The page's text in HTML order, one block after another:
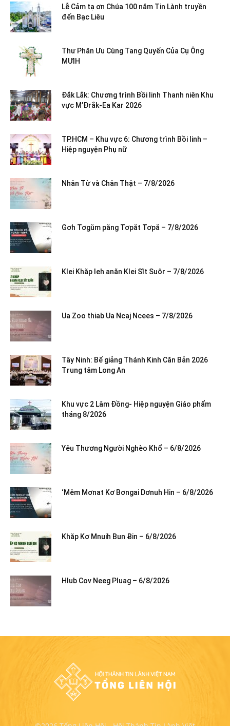
Lễ Cảm tạ ơn Chúa 100 năm Tin Lành truyền
đến Bạc Liêu
Thư Phân Ưu Cùng Tang Quyến Của Cụ Ông
MƯIH
Đắk Lắk: Chương trình Bồi linh Thanh niên Khu
vực M’Đrắk-Ea Kar 2026
TP.HCM – Khu vực 6: Chương trình Bồi linh –
Hiệp nguyện Phụ nữ
Nhân Từ và Chân Thật – 7/8/2026
Gơh Tơgŭm păng Tơpăt Tơpă – 7/8/2026
Klei Khăp leh anăn Klei Sĭt Suôr – 7/8/2026
Ua Zoo thiab Ua Ncaj Ncees – 7/8/2026
Tây Ninh: Bế giảng Thánh Kinh Căn Bản 2026
Trung tâm Long An
Khu vực 2 Lâm Đồng- Hiệp nguyện Giáo phẩm
tháng 8/2026
Yêu Thương Người Nghèo Khổ – 6/8/2026
‘Mêm Mơnat Kơ Bơngai Dơnuh Hin – 6/8/2026
Khăp Kơ Mnuih Bun Ƀin – 6/8/2026
Hlub Cov Neeg Pluag – 6/8/2026